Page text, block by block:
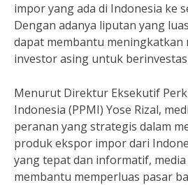
impor yang ada di Indonesia ke
Dengan adanya liputan yang
dapat membantu meningkatkan
investor asing untuk
Menurut Direktur Eksekutif
Indonesia (PPMI) Yose Rizal,
peranan yang strategis dalam
produk ekspor impor dari
yang tepat dan informatif, media
membantu memperluas pasar